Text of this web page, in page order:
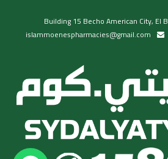
Building 15 Becho American City, El
islammoenespharmacies@gmail.com